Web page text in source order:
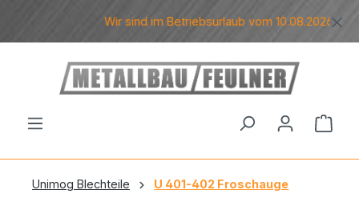
Zum Hauptinhalt springenWir sind im Betriebsurlaub vom 10.08.2026 bis
Unimog Blechteile U 401-402 Froschauge